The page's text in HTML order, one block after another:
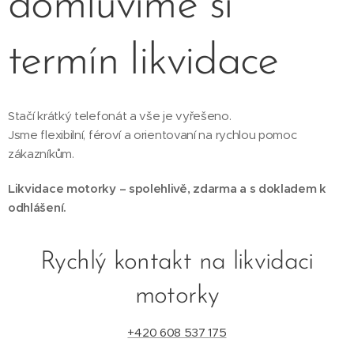
termín likvidace
Stačí krátký telefonát a vše je vyřešeno.
Jsme flexibilní, féroví a orientovaní na rychlou pomoc
zákazníkům.
Likvidace motorky – spolehlivě, zdarma a s dokladem k
odhlášení.
Rychlý kontakt na likvidaci
motorky
+420 608 537 175